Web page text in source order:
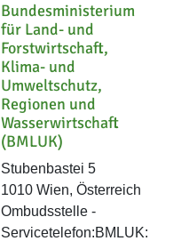
Bundesministerium
für Land- und
Forstwirtschaft,
Klima- und
Umweltschutz,
Regionen und
Wasserwirtschaft
(BMLUK)
Stubenbastei 5
1010 Wien, Österreich
Ombudsstelle -
Servicetelefon:BMLUK: